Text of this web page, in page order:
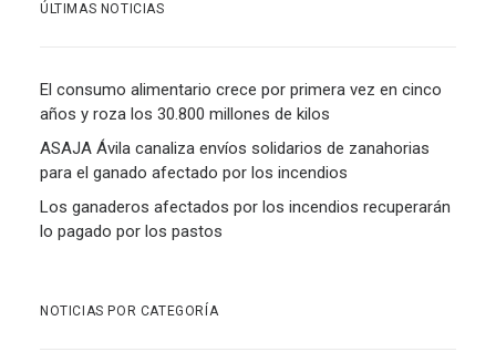
ÚLTIMAS NOTICIAS
El consumo alimentario crece por primera vez en cinco
años y roza los 30.800 millones de kilos
ASAJA Ávila canaliza envíos solidarios de zanahorias
para el ganado afectado por los incendios
Los ganaderos afectados por los incendios recuperarán
lo pagado por los pastos
NOTICIAS POR CATEGORÍA